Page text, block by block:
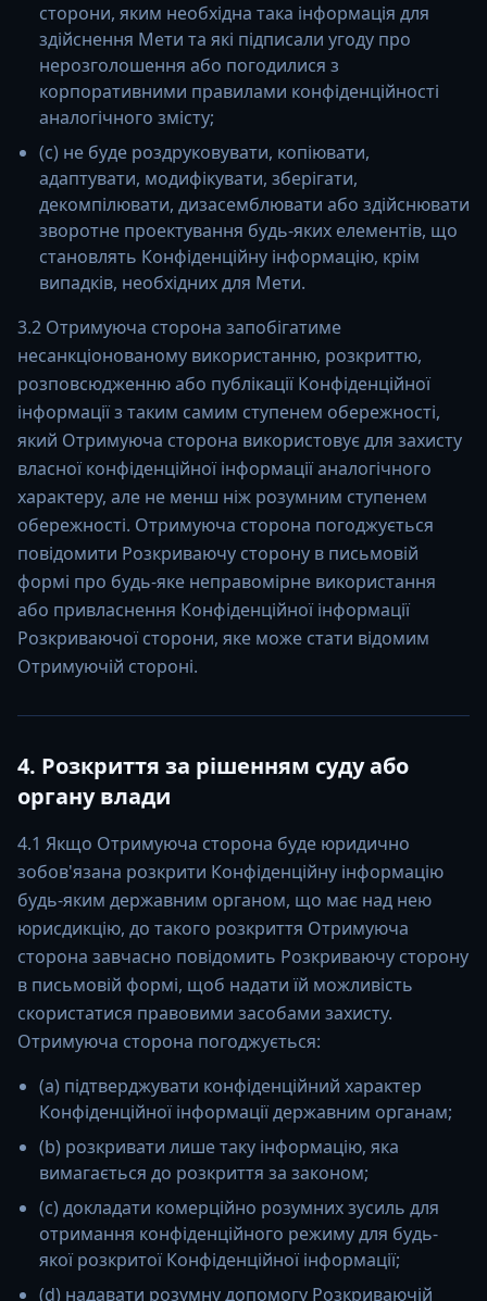
сторони, яким необхідна така інформація для
здійснення Мети та які підписали угоду про
нерозголошення або погодилися з
корпоративними правилами конфіденційності
аналогічного змісту;
(c) не буде роздруковувати, копіювати,
адаптувати, модифікувати, зберігати,
декомпілювати, дизасемблювати або здійснювати
зворотне проектування будь-яких елементів, що
становлять Конфіденційну інформацію, крім
випадків, необхідних для Мети.
3.2 Отримуюча сторона запобігатиме
несанкціонованому використанню, розкриттю,
розповсюдженню або публікації Конфіденційної
інформації з таким самим ступенем обережності,
який Отримуюча сторона використовує для захисту
власної конфіденційної інформації аналогічного
характеру, але не менш ніж розумним ступенем
обережності. Отримуюча сторона погоджується
повідомити Розкриваючу сторону в письмовій
формі про будь-яке неправомірне використання
або привласнення Конфіденційної інформації
Розкриваючої сторони, яке може стати відомим
Отримуючій стороні.
4. Розкриття за рішенням суду або
органу влади
4.1 Якщо Отримуюча сторона буде юридично
зобов'язана розкрити Конфіденційну інформацію
будь-яким державним органом, що має над нею
юрисдикцію, до такого розкриття Отримуюча
сторона завчасно повідомить Розкриваючу сторону
в письмовій формі, щоб надати їй можливість
скористатися правовими засобами захисту.
Отримуюча сторона погоджується:
(a) підтверджувати конфіденційний характер
Конфіденційної інформації державним органам;
(b) розкривати лише таку інформацію, яка
вимагається до розкриття за законом;
(c) докладати комерційно розумних зусиль для
отримання конфіденційного режиму для будь-
якої розкритої Конфіденційної інформації;
(d) надавати розумну допомогу Розкриваючій